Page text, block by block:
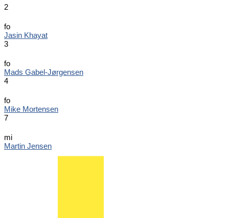
2
fo
Jasin Khayat
3
fo
Mads Gabel-Jørgensen
4
fo
Mike Mortensen
7
mi
Martin Jensen